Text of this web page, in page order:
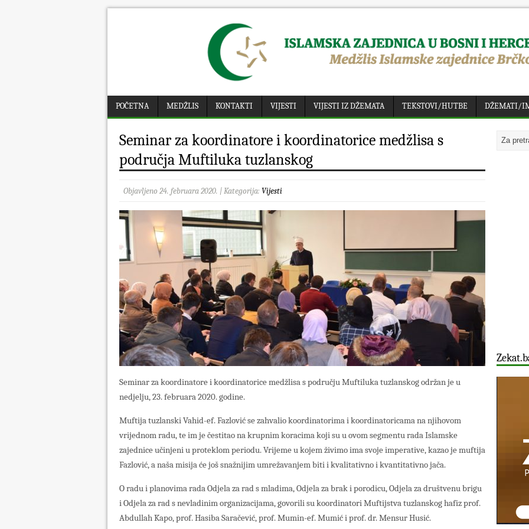
POČETNA MEDŽLIS KONTAKTI VIJESTI VIJESTI IZ DŽEMATA TEKSTOVI/HUTBE DŽEMATI/
Seminar za koordinatore i koordinatorice medžlisa s
područja Muftiluka tuzlanskog
Objavljeno 24. februara 2020. | Kategorija: Vijesti
Seminar za koordinatore i koordinatorice medžlisa s području Muftiluka tuzlanskog održan je u
nedjelju, 23. februara 2020. godine.
Muftija tuzlanski Vahid-ef. Fazlović se zahvalio koordinatorima i koordinatoricama na njihovom
vrijednom radu, te im je čestitao na krupnim koracima koji su u ovom segmentu rada Islamske
zajednice učinjeni u proteklom periodu. Vrijeme u kojem živimo ima svoje imperative, kazao je muftija
Fazlović, a naša misija će još snažnijim umrežavanjem biti i kvalitativno i kvantitativno jača.
O radu i planovima rada Odjela za rad s mladima, Odjela za brak i porodicu, Odjela za društvenu brigu
i Odjela za rad s nevladinim organizacijama, govorili su koordinatori Muftijstva tuzlanskog hafiz prof.
Abdullah Kapo, prof. Hasiba Saračević, prof. Mumin-ef. Mumić i prof. dr. Mensur Husić.